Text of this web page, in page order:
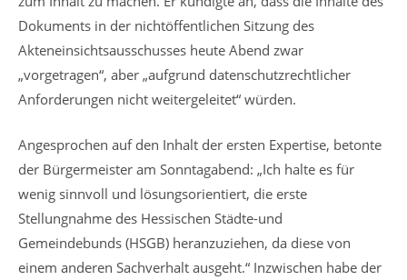
Dokuments in der nichtöffentlichen Sitzung des
Akteneinsichtsausschusses heute Abend zwar
„vorgetragen“, aber „aufgrund datenschutzrechtlicher
Anforderungen nicht weitergeleitet“ würden.
Angesprochen auf den Inhalt der ersten Expertise, betonte
der Bürgermeister am Sonntagabend: „Ich halte es für
wenig sinnvoll und lösungsorientiert, die erste
Stellungnahme des Hessischen Städte-und
Gemeindebunds (HSGB) heranzuziehen, da diese von
einem anderen Sachverhalt ausgeht.“ Inzwischen habe der